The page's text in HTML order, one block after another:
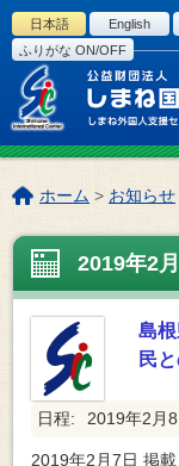
このページの本文へ
日本語 English
ふりがな ON/OFF
こ
の
ペ
ジ
ホーム> お知らせ
2019年2
島
民
日程: 2019年2月
2019年2月7日 掲載